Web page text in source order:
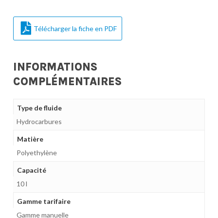
Télécharger la fiche en PDF
INFORMATIONS
COMPLÉMENTAIRES
Type de fluide
Hydrocarbures
Matière
Polyethylène
Capacité
10 l
Gamme tarifaire
Gamme manuelle